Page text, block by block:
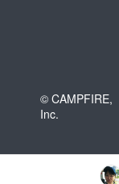
© CAMPFIRE,
Inc.